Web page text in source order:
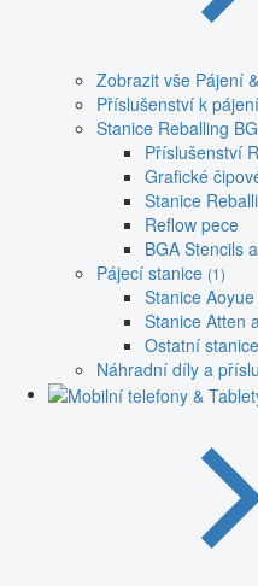
Zobrazit vše Pájení
Příslušenství k pájení
Stanice Reballing
Příslušenství
Grafické
Stanice
Reflow pece
BGA Stencils
Pájecí stanice (1)
Stanice Aoyue
Stanice Atten
Ostatní stanice
Náhradní díly a